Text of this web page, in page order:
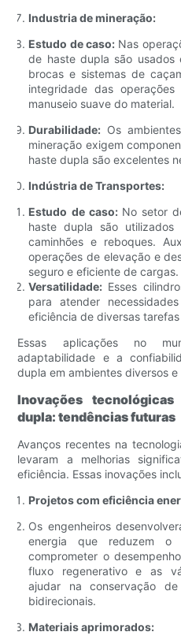
Industria de mineração:
Estudo de caso: Nas
de haste dupla são usados
brocas e sistemas de
integridade das
manuseio suave do material.
Durabilidade: Os
mineração exigem
haste dupla são excelentes
Indústria de Transportes:
Estudo de caso: No setor
haste dupla são utilizados
caminhões e reboques.
operações de elevação e
seguro e eficiente de cargas.
Versatilidade: Esses
para atender
eficiência de diversas
Essas aplicações no
adaptabilidade e a
dupla em ambientes diversos
Inovações
dupla: tendências futuras
Avanços recentes na
levaram a melhorias
eficiência. Essas inovações
Projetos com eficiência
Os engenheiros
energia que reduzem o
comprometer o
fluxo regenerativo e as
ajudar na conservação
bidirecionais.
Materiais aprimorados: